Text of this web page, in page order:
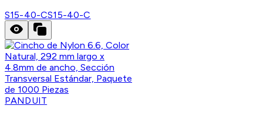
S15-40-CS15-40-C
PANDUIT